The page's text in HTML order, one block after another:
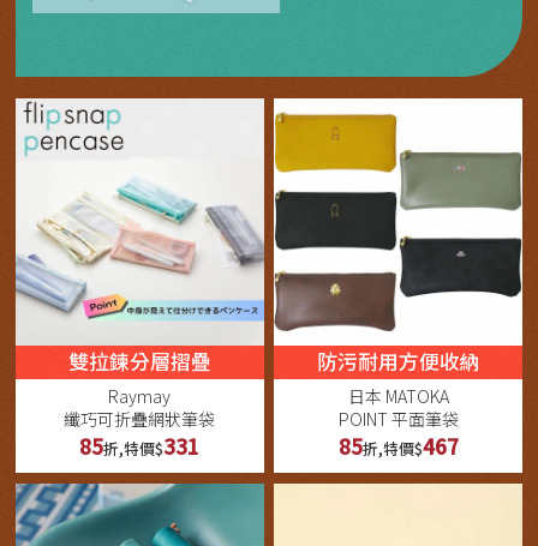
雙拉鍊分層摺疊
Raymay
纖巧可折疊網狀筆袋
85折,特價$331
防污耐用方便收納
日本 MATOKA
POINT 平面筆袋
85折,特價$467